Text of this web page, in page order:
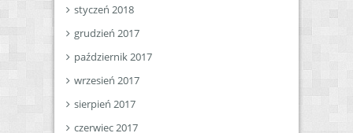
styczeń 2018
grudzień 2017
październik 2017
wrzesień 2017
sierpień 2017
czerwiec 2017